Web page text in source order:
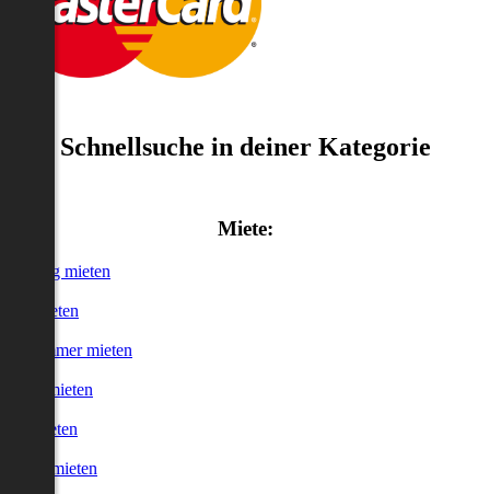
Schnellsuche in deiner Kategorie
Miete:
mieten
mieten
Zimmer mieten
mieten
mieten